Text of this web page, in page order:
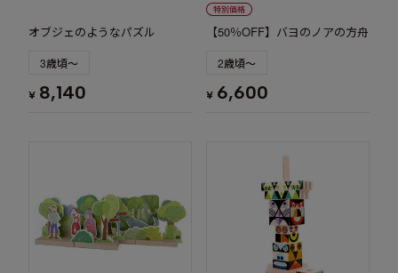
オブジェのようなパズル
3歳頃～
¥ 8,140
【50％OFF】バヨのノアの方舟
2歳頃～
¥ 6,600